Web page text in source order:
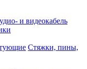
и видеокабель
Стяжки, пины,